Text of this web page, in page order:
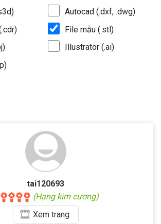
Autocad (.dxf, .dwg)
File mẫu (.stl)
Illustrator (.ai)
tai120693
(Hạng kim cương)
Xemtrang